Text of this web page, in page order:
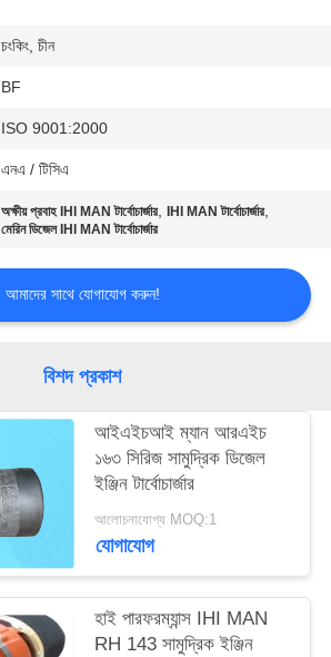
চংকিং, চীন
BF
ISO 9001:2000
এনএ / টিসিএ
অক্ষীয় প্রবাহ IHI MAN টার্বোচার্জার, IHI MAN টার্বোচার্জার,
মেরিন ডিজেল IHI MAN টার্বোচার্জার
আমাদের সাথে যোগাযোগ করুন!
বিশদ প্রকাশ
আইএইচআই ম্যান আরএইচ
১৬৩ সিরিজ সামুদ্রিক ডিজেল
ইঞ্জিন টার্বোচার্জার
আলোচনাযোগ্য MOQ:1
যোগাযোগ
হাই পারফরম্যান্স IHI MAN
RH 143 সামুদ্রিক ইঞ্জিন